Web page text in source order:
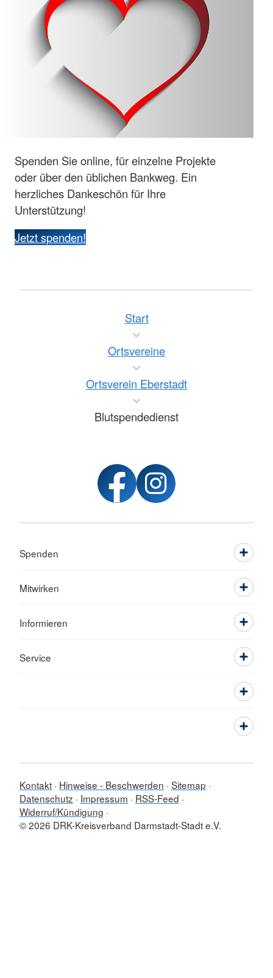
Spenden Sie online, für einzelne Projekte
oder über den üblichen Bankweg. Ein
herzliches Dankeschön für Ihre
Unterstützung!
Jetzt spenden!
Start
Ortsvereine
Ortsverein Eberstadt
Blutspendedienst
Spenden
Mitwirken
Informieren
Service
Kontakt Hinweise - Beschwerden Sitemap
Datenschutz
Impressum
RSS-Feed
Widerruf/Kündigung
© 2026 DRK-Kreisverband Darmstadt-Stadt e.V.